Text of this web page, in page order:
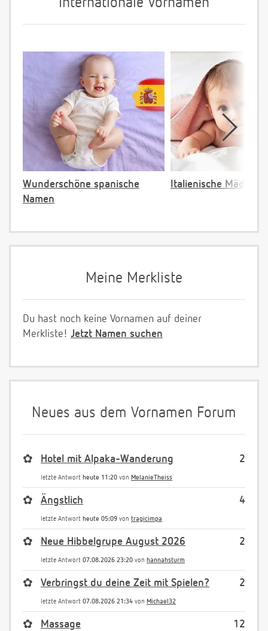
Internationale Vornamen
Wunderschöne spanische
Namen
Italienische
Meine Merkliste
Du hast noch keine Vornamen auf deiner
Merkliste! Jetzt Namen suchen
Neues aus dem Vornamen Forum
2
✿ Hotel mit Alpaka-Wanderung
letzte Antwort heute 11:20 von MelanieTheiss
4
✿ Ängstlich
letzte Antwort heute 05:09 von tragicimpa
2
✿ Neue Hibbelgrupe August 2026
letzte Antwort 07.08.2026 23:20 von hannahsturm
2
✿ Verbringst du deine Zeit mit Spielen?
letzte Antwort 07.08.2026 21:34 von Michael32
12
✿ Massage